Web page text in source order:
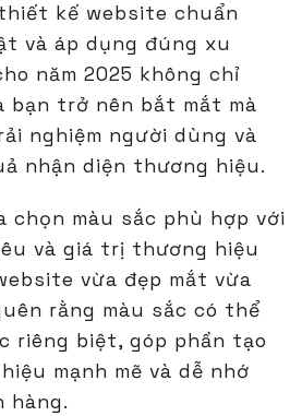
kế website chuẩn
và áp dụng đúng xu
năm 2025 không chỉ
bạn trở nên bắt mắt mà
nghiệm người dùng và
nhận diện thương hiệu.
chọn màu sắc phù hợp với
và giá trị thương hiệu
vừa đẹp mắt vừa
rằng màu sắc có thể
riêng biệt, góp phần tạo
mạnh mẽ và dễ nhớ
hàng.